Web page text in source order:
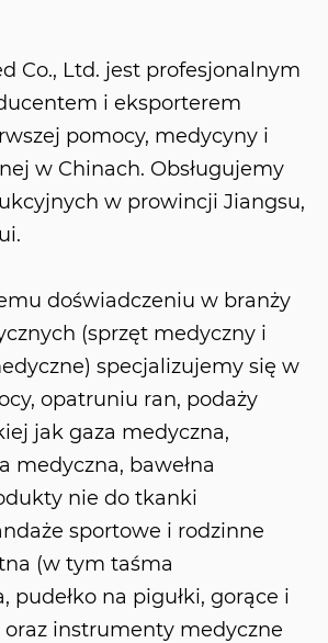
Co., Ltd. jest profesjonalnym
i eksporterem
pomocy, medycyny i
w Chinach. Obsługujemy
w prowincji Jiangsu,
doświadczeniu w branży
(sprzęt medyczny i
specjalizujemy się w
opatruniu ran, podaży
jak gaza medyczna,
medyczna, bawełna
nie do tkanki
sportowe i rodzinne
(w tym taśma
pudełko na pigułki, gorące i
instrumenty medyczne